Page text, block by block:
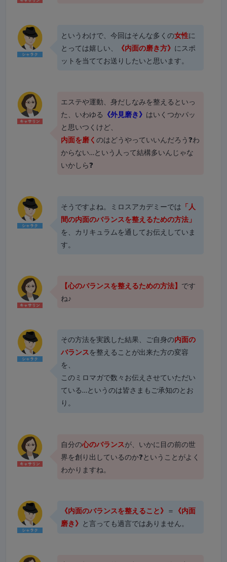
というわけで、今回はそんな多くの女性に
とっては嬉しい、
《内面の磨き方》 にスポ
ットを当ててお送りしたいと思います。
エステや運動、身だしなみを整えるといっ
た、いわゆる 《外見磨き》 はいくつかパッ
と思いつくけど、
内面を磨く のはどうやっていいんだろう❓わ
からない…という人って結構多いんじゃな
いかしら❓
そうですよね。ミロスアカデミーでは 「人
間の内面のバランスを整えるための方法」
を、カリキュラムを通してお伝えしていま
す。
【心のバランスを整えるための方法】 です
ね♪
その方法を実践した結果、ご自身の内面の
バランスを整えることが出来た方の変容
を、
このミロマガで数々お伝えさせていただい
ている…というのは皆さまもご承知のとお
り。
自分の心のバランスが、いかに目の前の世
界を創り出しているのか❓ということがよく
わかりますね。
《内面のバランスを整えること》 ＝
《内面
磨き》 と言っても過言ではありません。